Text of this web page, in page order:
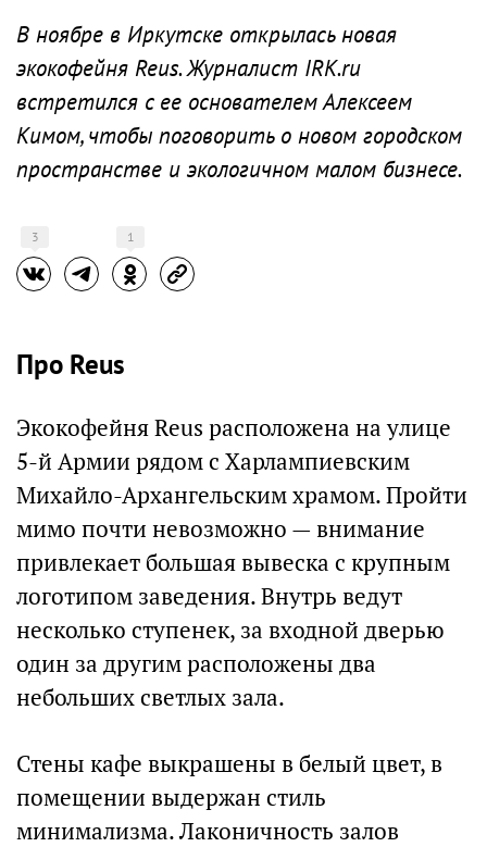
В ноябре в Иркутске открылась новая
экокофейня Reus. Журналист IRK.ru
встретился с ее основателем Алексеем
Кимом, чтобы поговорить о новом городском
пространстве и экологичном малом бизнесе.
3 1
Про Reus
Экокофейня Reus расположена на улице
5-й Армии рядом с Харлампиевским
Михайло-Архангельским храмом. Пройти
мимо почти невозможно — внимание
привлекает большая вывеска с крупным
логотипом заведения. Внутрь ведут
несколько ступенек, за входной дверью
один за другим расположены два
небольших светлых зала.
Стены кафе выкрашены в белый цвет, в
помещении выдержан стиль
минимализма. Лаконичность залов